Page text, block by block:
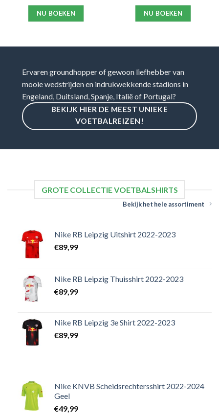
NU BOEKEN NU BOEKEN
Ervaren groundhopper of gewoon liefhebber van
mooie wedstrijden en indrukwekkende stadions in
Engeland, Duitsland, Spanje, Italië of Portugal?
BEKIJK HIER DE MEEST UNIEKE
VOETBALREIZEN!
GROTE COLLECTIE VOETBALSHIRTS
Bekijk het hele assortiment
Nike RB Leipzig Uitshirt 2022-2023
€89,99
Nike RB Leipzig Thuisshirt 2022-2023
€89,99
Nike RB Leipzig 3e Shirt 2022-2023
€89,99
Nike KNVB Scheidsrechtersshirt 2022-2024
Geel
€49,99